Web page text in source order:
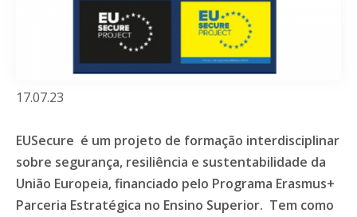
17.07.23
EUSecure é um projeto de formação interdisciplinar
sobre segurança, resiliência e sustentabilidade da
União Europeia, financiado pelo Programa Erasmus+
Parceria Estratégica no Ensino Superior. Tem como